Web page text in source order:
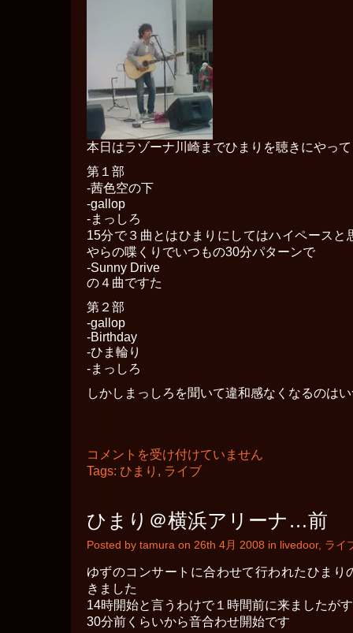
本日はラゾーナ川崎までひまりを聴きにやっ
第１部
-茜色空の下
-gallop
-まっしろ
15分で３曲とはひまりにしてはハイペースと
やらの喋くりでいつもの30分パターンで
-Sunny Drive
の４曲ですた
第２部
-gallop
-Birthday
-ひま輪り
-まっしろ
しかしまっしろを聞いて違和感なくなるのは
ひ
ま
し
ろ」
ア
ー
ス
テ
ッ
コメントを受け付けていません
Tags: ひまり , ライブ
ひまり＠横浜アリーナ…前
Posted by tamura on 26th 4月 2008 in livedoor, ライ
ゆずのコンサートに合わせて行われたひまり
きました
14時開始と言うわけで１時間前に来ましたが
30分前くらいから音合わせ開始です